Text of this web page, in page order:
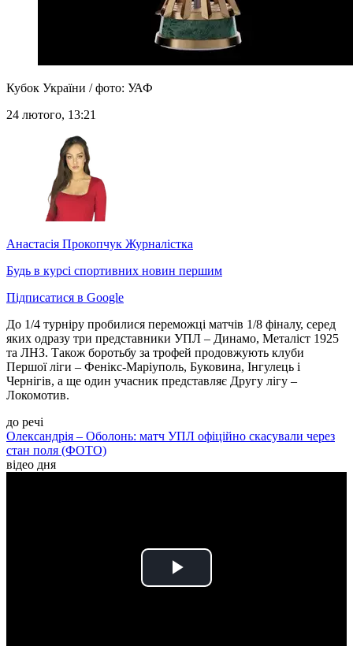
Кубок України / фото: УАФ
24 лютого, 13:21
Анастасія Прокопчук Журналістка
Будь в курсі спортивних новин першим
Підписатися в Google
До 1/4 турніру пробилися переможці матчів 1/8 фіналу, серед
яких одразу три представники УПЛ – Динамо, Металіст 1925
та ЛНЗ. Також боротьбу за трофей продовжують клуби
Першої ліги – Фенікс-Маріуполь, Буковина, Інгулець і
Чернігів, а ще один учасник представляє Другу лігу –
Локомотив.
до речі
Олександрія – Оболонь: матч УПЛ офіційно скасували через
стан поля (ФОТО)
відео дня
Play